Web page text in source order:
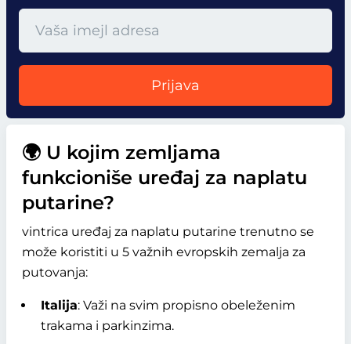
Prijava
🌍 U kojim zemljama
funkcioniše uređaj za naplatu
putarine?
vintrica uređaj za naplatu putarine trenutno se
može koristiti u 5 važnih evropskih zemalja za
putovanja:
Italija: Važi na svim propisno obeleženim
trakama i parkinzima.